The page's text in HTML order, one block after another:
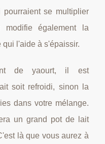
se multiplier
modifie également la
qui l'aide à s'épaissir.
de yaourt, il est
soit refroidi, sinon la
dans votre mélange.
un grand pot de lait
là que vous aurez à